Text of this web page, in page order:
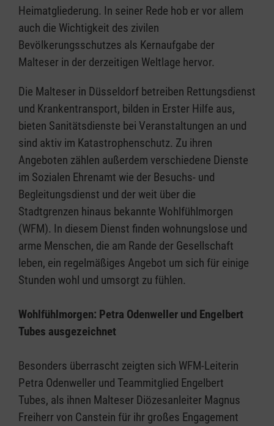
Heimatgliederung. In seiner Rede hob er vor allem
auch die Wichtigkeit des zivilen
Bevölkerungsschutzes als Kernaufgabe der
Malteser in der derzeitigen Weltlage hervor.
Die Malteser in Düsseldorf betreiben Rettungsdienst
und Krankentransport, bilden in Erster Hilfe aus,
bieten Sanitätsdienste bei Veranstaltungen an und
sind aktiv im Katastrophenschutz. Zu ihren
Angeboten zählen außerdem verschiedene Dienste
im Sozialen Ehrenamt wie der Besuchs- und
Begleitungsdienst und der weit über die
Stadtgrenzen hinaus bekannte Wohlfühlmorgen
(WFM). In diesem Dienst finden wohnungslose und
arme Menschen, die am Rande der Gesellschaft
leben, ein regelmäßiges Angebot um sich für einige
Stunden wohl und umsorgt zu fühlen.
Wohlfühlmorgen: Petra Odenweller und Engelbert
Tubes ausgezeichnet
Besonders überrascht zeigten sich WFM-Leiterin
Petra Odenweller und Teammitglied Engelbert
Tubes, als ihnen Malteser Diözesanleiter Magnus
Freiherr von Canstein für ihr großes Engagement